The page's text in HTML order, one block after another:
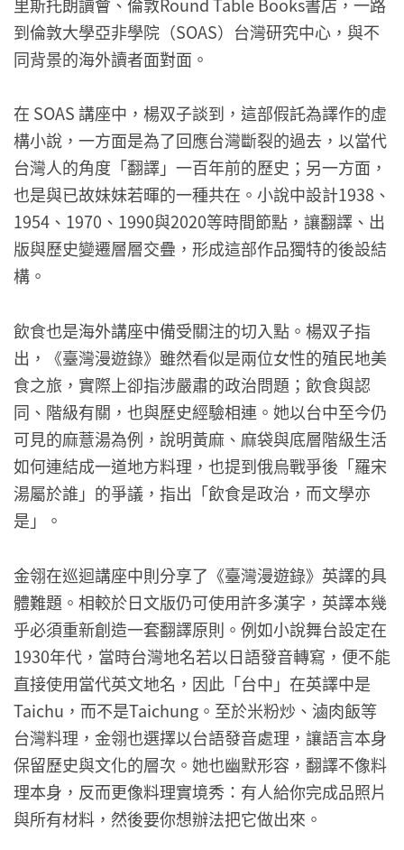
到倫敦大學亞非學院（SOAS）台灣研究中心，與不
同背景的海外讀者面對面。
在 SOAS 講座中，楊双子談到，這部假託為譯作的虛
構小說，一方面是為了回應台灣斷裂的過去，以當代
台灣人的角度「翻譯」一百年前的歷史；另一方面，
也是與已故妹妹若暉的一種共在。小說中設計1938、
1954、1970、1990與2020等時間節點，讓翻譯、出
版與歷史變遷層層交疊，形成這部作品獨特的後設結
構。
飲食也是海外講座中備受關注的切入點。楊双子指
出，《臺灣漫遊錄》雖然看似是兩位女性的殖民地美
食之旅，實際上卻指涉嚴肅的政治問題；飲食與認
同、階級有關，也與歷史經驗相連。她以台中至今仍
可見的麻薏湯為例，說明黃麻、麻袋與底層階級生活
如何連結成一道地方料理，也提到俄烏戰爭後「羅宋
湯屬於誰」的爭議，指出「飲食是政治，而文學亦
是」。
金翎在巡迴講座中則分享了《臺灣漫遊錄》英譯的具
體難題。相較於日文版仍可使用許多漢字，英譯本幾
乎必須重新創造一套翻譯原則。例如小說舞台設定在
1930年代，當時台灣地名若以日語發音轉寫，便不能
直接使用當代英文地名，因此「台中」在英譯中是
Taichu，而不是Taichung。至於米粉炒、滷肉飯等
台灣料理，金翎也選擇以台語發音處理，讓語言本身
保留歷史與文化的層次。她也幽默形容，翻譯不像料
理本身，反而更像料理實境秀：有人給你完成品照片
與所有材料，然後要你想辦法把它做出來。